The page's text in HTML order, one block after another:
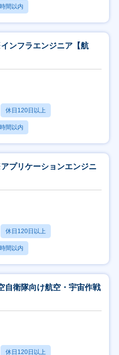
間以内
ンフラエンジニア【航
休日120日以上
間以内
プリケーションエンジニ
休日120日以上
間以内
自衛隊向け航空・宇宙作戦
休日120日以上